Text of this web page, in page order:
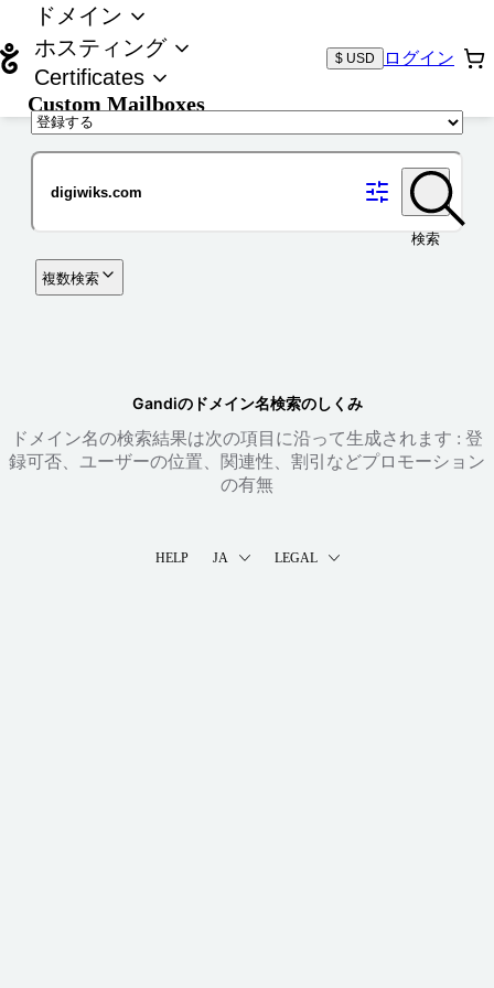
ドメイン
ホスティング
Certificates
Custom Mailboxes
$ USD ログイン
検索
複数検索
Gandiのドメイン名検索のしくみ
ドメイン名の検索結果は次の項目に沿って生成されます : 登
録可否、ユーザーの位置、関連性、割引などプロモーション
の有無
HELP JA LEGAL